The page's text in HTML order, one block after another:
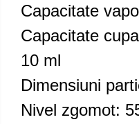
Capacitate
Capacitate
10 ml
Dimensiuni
Nivel zgomot: